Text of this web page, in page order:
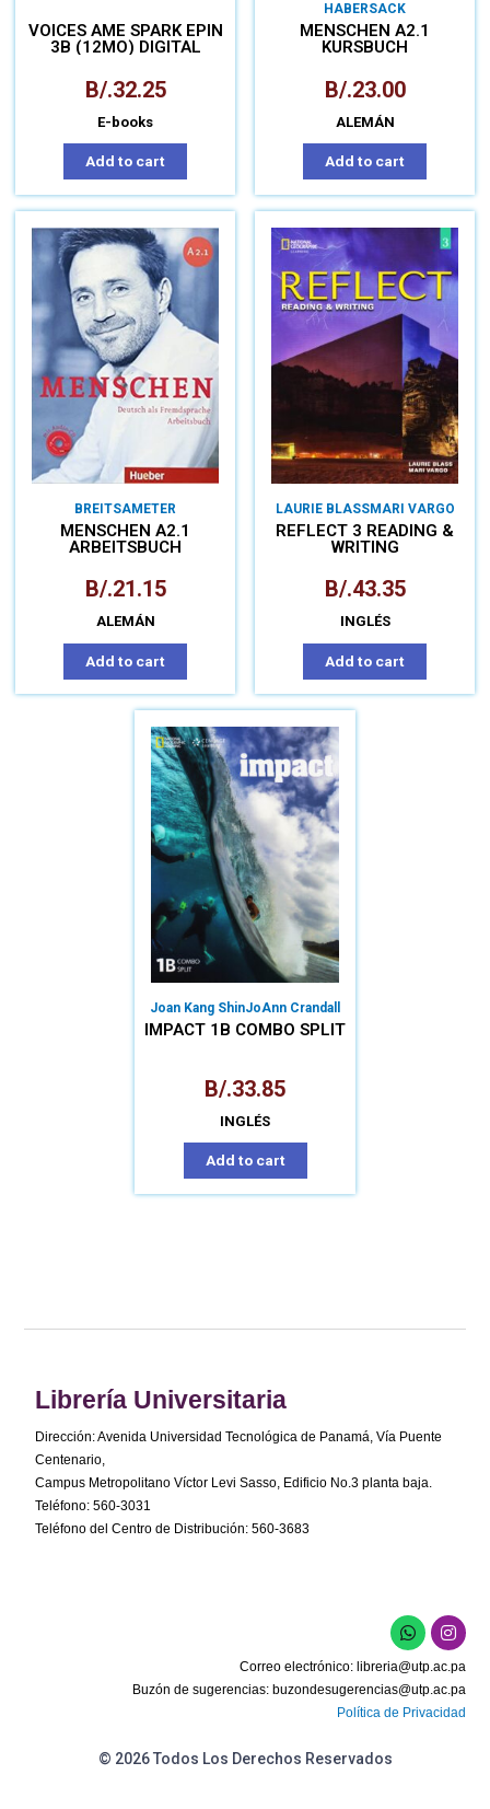
VOICES AME SPARK EPIN
3B (12MO) DIGITAL
B/.32.25
E-books
Add to cart
HABERSACK
MENSCHEN A2.1
KURSBUCH
B/.23.00
ALEMÁN
Add to cart
BREITSAMETER
MENSCHEN A2.1
ARBEITSBUCH
B/.21.15
ALEMÁN
Add to cart
LAURIE BLASSMARI VARGO
REFLECT 3 READING &
WRITING
B/.43.35
INGLÉS
Add to cart
Joan Kang ShinJoAnn Crandall
IMPACT 1B COMBO SPLIT
B/.33.85
INGLÉS
Add to cart
Librería Universitaria
Dirección: Avenida Universidad Tecnológica de Panamá, Vía Puente
Centenario,
Campus Metropolitano Víctor Levi Sasso, Edificio No.3 planta baja.
Teléfono: 560-3031
Teléfono del Centro de Distribución: 560-3683
Correo electrónico: libreria@utp.ac.pa
Buzón de sugerencias: buzondesugerencias@utp.ac.pa
Política de Privacidad
© 2026 Todos Los Derechos Reservados